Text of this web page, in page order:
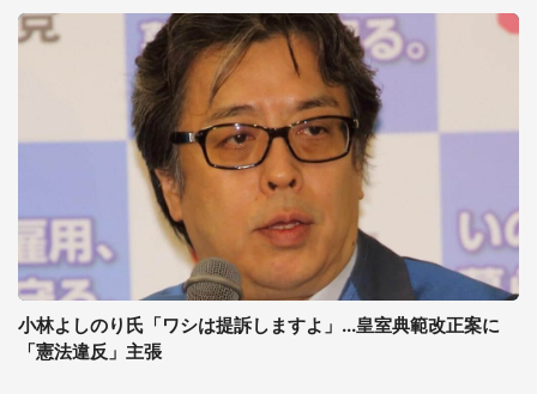
小林よしのり氏「ワシは提訴しますよ」...皇室典範改正案に
「憲法違反」主張